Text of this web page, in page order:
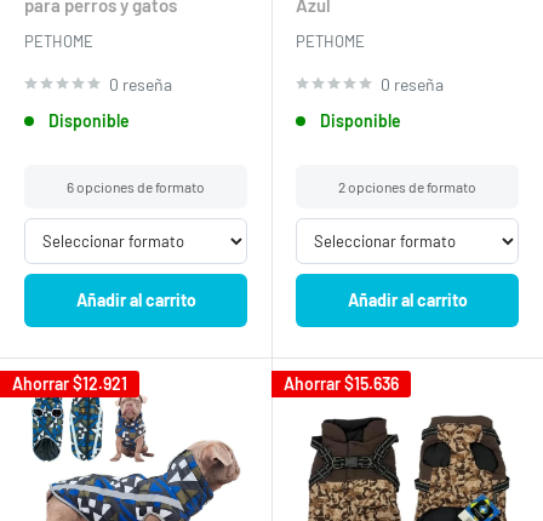
para perros y gatos
PETHOME
0 reseña
Disponible
6 opciones de formato
Añadir al carrito
Azul
PETHOME
0 reseña
Disponible
2 opciones de formato
Añadir al carrito
Ahorrar$12.921 Ahorrar$15.636